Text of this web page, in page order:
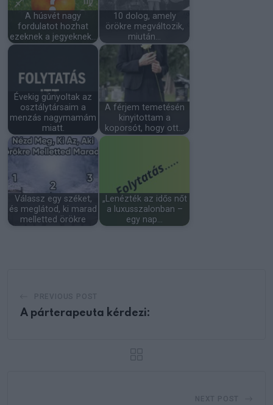
A húsvét nagy
fordulatot hozhat
ezeknek a jegyeknek…
10 dolog, amely
örökre megváltozik,
miután…
Évekig gúnyoltak az
osztálytársaim a
menzás nagymamám
miatt.
A férjem temetésén
kinyitottam a
koporsót, hogy ott…
Válassz egy széket,
és meglátod, ki marad
melletted örökre
„Lenézték az idős nőt
a luxusszalonban –
egy nap…
A párterapeuta kérdezi: